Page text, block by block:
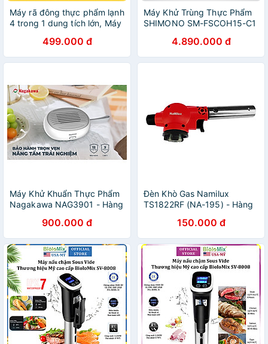
Máy rã đông thực phẩm lạnh
4 trong 1 dung tích lớn, Máy
quả - Hàng Chính Hãng
499.000 đ
Máy Khử Trùng Thực Phẩm
SHIMONO SM-FSCOH15-C1
Trong Hoa Quả, Thịt Cá Mà
Giữ Được Độ Tươi Ngon
Hàng Chính Hãng
4.890.000 đ
Máy Khử Khuẩn Thực Phẩm
Nagakawa NAG3901 - Hàng
900.000 đ
Đèn Khò Gas Namilux
TS1822RF (NA-195) - Hàng
150.000 đ